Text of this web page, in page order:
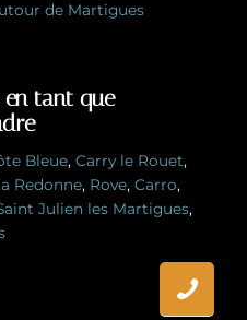
de Martigues
en tant que
Bleue, Carry le Rouet,
Redonne, Rove, Carro,
Julien les Martigues,